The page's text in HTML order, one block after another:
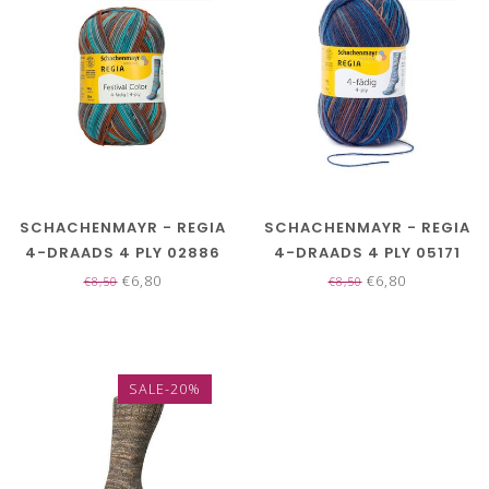
SCHACHENMAYR - REGIA
4-DRAADS 4 PLY 02886
€8,50€6,80
SCHACHENMAYR - REGIA
4-DRAADS 4 PLY 05171
€8,50€6,80
SALE-20%